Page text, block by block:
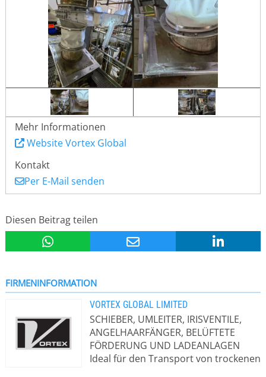
Mehr Informationen
Website Vortex Global
Kontakt
Per E-Mail senden
Diesen Beitrag teilen
FIRMENINFORMATION
VORTEX GLOBAL LIMITED
SCHIEBER, UMLEITER, IRISVENTILE,
ANGELHAARFÄNGER, BELÜFTETE
FÖRDERUNG UND LADEANLAGEN
Ideal für den Transport von trockenen